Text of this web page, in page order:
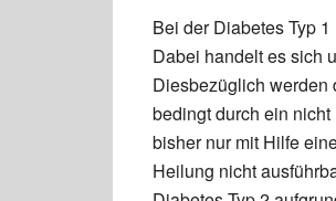
Bei der Diabetes Typ
Dabei handelt es sich
Diesbezüglich werden
bedingt durch ein nicht
bisher nur mit Hilfe
Heilung nicht